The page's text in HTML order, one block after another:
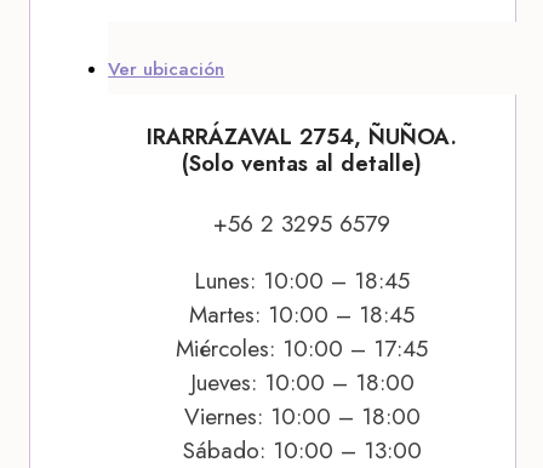
Ver ubicación
IRARRÁZAVAL 2754, ÑUÑOA.
(Solo ventas al detalle)
+56 2 3295 6579
Lunes: 10:00 – 18:45
Martes: 10:00 – 18:45
Miércoles: 10:00 – 17:45
Jueves: 10:00 – 18:00
Viernes: 10:00 – 18:00
Sábado: 10:00 – 13:00